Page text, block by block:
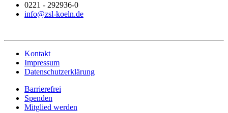
0221 - 292936-0
info@zsl-koeln.de
Kontakt
Impressum
Datenschutzerklärung
Barrierefrei
Spenden
Mitglied werden